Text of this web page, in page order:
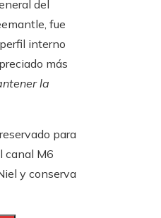
del
fue
interno
más
la
para
canal M6
y conserva